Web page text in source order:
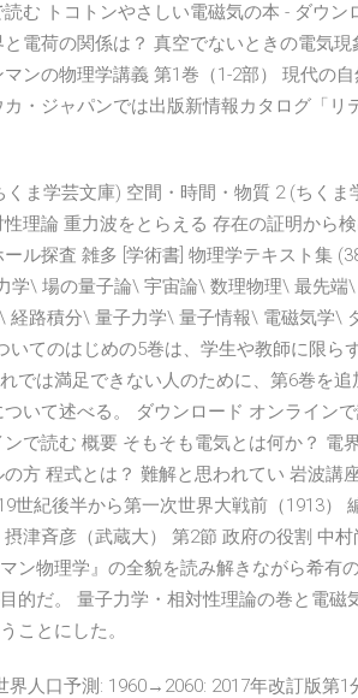
む トコトンやさしい電磁気の本 - ダウン
電荷の関係は？ 真空でないときの電気
ンの物理学講義 第1巻（1-2部） 現代の
カ・ジャパンでは出版新情報カタログ「
くま学芸文庫) 空間・時間・物質 2 (ちく
理論 重力波をとらえる 存在の証明から
ル探査 雑多 [学術書] 物理学テキスト集
学\ 場の量子論\ 宇宙論\ 数理物理\ 最先
路積分\ 量子力学\ 量子情報\ 電磁気学\
いてのはじめの5巻は、学生や教師に限ら
では満足できない人のために、第6巻を
いて述べる。 ダウンロード オンライン
で読む 概要 そもそも電気とは何か？ 電
方 程式とは？ 難解と思われてい 岩波講
世紀後半から第一次世界大戦前（1913）
津斉彦（武蔵大） 第2節 政府の役割 中
ン物理学』の全貌を読み解きながら希有
的だ。 量子力学・相対性理論の巻と電磁
ことにした。
界人口予測: 1960→2060: 2017年改訂版第